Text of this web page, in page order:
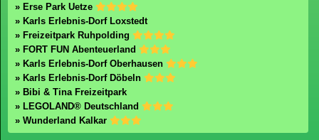
» Erse Park Uetze
» Karls Erlebnis-Dorf Loxstedt
» Freizeitpark Ruhpolding
» FORT FUN Abenteuerland
» Karls Erlebnis-Dorf Oberhausen
» Karls Erlebnis-Dorf Döbeln
» Bibi & Tina Freizeitpark
» LEGOLAND® Deutschland
» Wunderland Kalkar